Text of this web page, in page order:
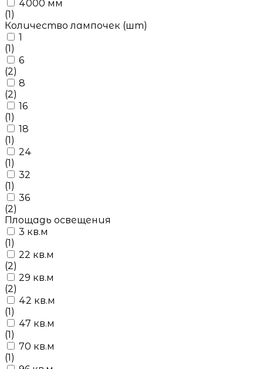
4000 мм
(1)
Количество лампочек (шт)
1
(1)
6
(2)
8
(2)
16
(1)
18
(1)
24
(1)
32
(1)
36
(2)
Площадь освещения
3 кв.м
(1)
22 кв.м
(2)
29 кв.м
(2)
42 кв.м
(1)
47 кв.м
(1)
70 кв.м
(1)